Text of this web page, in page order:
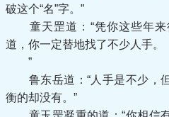
破这个“名”字。”
童天罡道：“凭你这些年来
道，你一定替地找了不少人手。
”
鲁东岳道：“人手是不少，
衡的却没有。”